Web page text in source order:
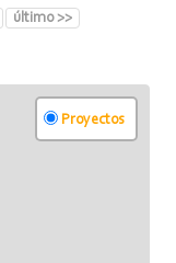
último >>
Proyectos